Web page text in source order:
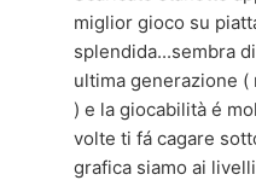
miglior gioco su
splendida...sembra
ultima generazione
) e la giocabilità é
volte ti fá cagare
grafica siamo ai